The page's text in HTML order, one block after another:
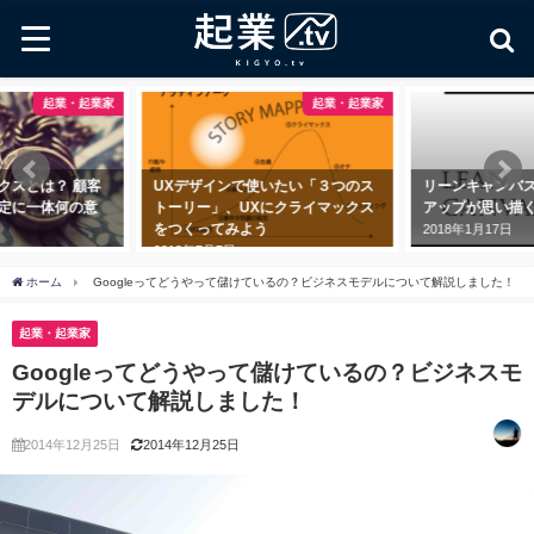
起業・起業家
は？ 顧客
体何の意
起業・起業家
UXデザインで使いたい「３つのス
トーリー」、UXにクライマックス
をつくってみよう
2018年7月7日
リーンキャンバスと
アップが思い描くべ
2018年1月17日
ホーム Googleってどうやって儲けているの？ビジネスモデルについて解説しました！
起業・起業家
Googleってどうやって儲けているの？ビジネスモ
デルについて解説しました！
2014年12月25日 2014年12月25日